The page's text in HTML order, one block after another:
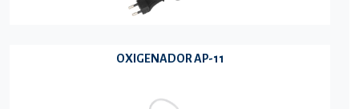
OXIGENADOR AP-11